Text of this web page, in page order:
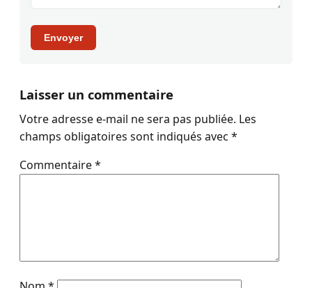
Envoyer
Laisser un commentaire
Votre adresse e-mail ne sera pas publiée. Les
champs obligatoires sont indiqués avec *
Commentaire*